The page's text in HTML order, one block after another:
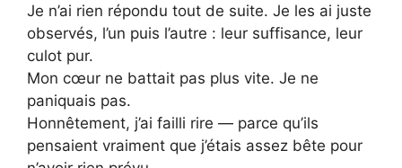
Je n’ai rien répondu tout de suite. Je les ai juste
observés, l’un puis l’autre : leur suffisance, leur
culot pur.
Mon cœur ne battait pas plus vite. Je ne
paniquais pas.
Honnêtement, j’ai failli rire — parce qu’ils
pensaient vraiment que j’étais assez bête pour